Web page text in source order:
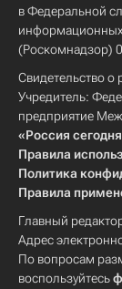
в Федеральной
(Роскомнадзор)
Свидетельство
Учредитель:
предприятие
«Россия
Правила
Политика
Правила
Главный
Адрес
По вопросам
воспользуйтесь